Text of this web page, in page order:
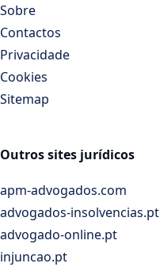
Sobre
Contactos
Privacidade
Cookies
Sitemap
Outros sites jurídicos
apm-advogados.com
advogados-insolvencias.pt
advogado-online.pt
injuncao.pt